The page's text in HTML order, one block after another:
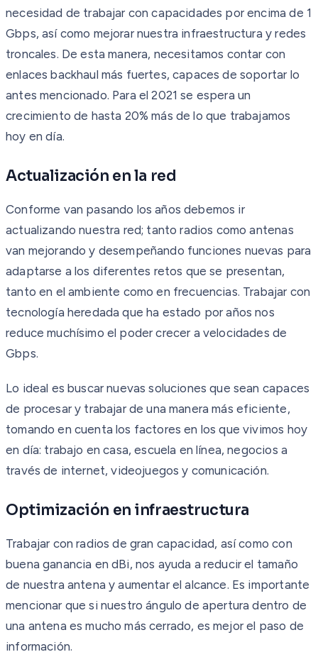
necesidad de trabajar con capacidades por encima de 1
Gbps, así como mejorar nuestra infraestructura y redes
troncales. De esta manera, necesitamos contar con
enlaces backhaul más fuertes, capaces de soportar lo
antes mencionado. Para el 2021 se espera un
crecimiento de hasta 20% más de lo que trabajamos
hoy en día.
Actualización en la red
Conforme van pasando los años debemos ir
actualizando nuestra red; tanto radios como antenas
van mejorando y desempeñando funciones nuevas para
adaptarse a los diferentes retos que se presentan,
tanto en el ambiente como en frecuencias. Trabajar con
tecnología heredada que ha estado por años nos
reduce muchísimo el poder crecer a velocidades de
Gbps.
Lo ideal es buscar nuevas soluciones que sean capaces
de procesar y trabajar de una manera más eficiente,
tomando en cuenta los factores en los que vivimos hoy
en día: trabajo en casa, escuela en línea, negocios a
través de internet, videojuegos y comunicación.
Optimización en infraestructura
Trabajar con radios de gran capacidad, así como con
buena ganancia en dBi, nos ayuda a reducir el tamaño
de nuestra antena y aumentar el alcance. Es importante
mencionar que si nuestro ángulo de apertura dentro de
una antena es mucho más cerrado, es mejor el paso de
información.